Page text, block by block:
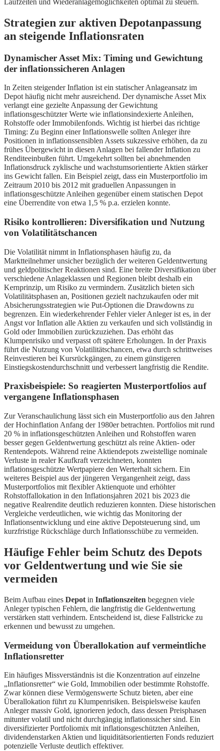
Strategien zur aktiven Depotanpassung
an steigende Inflationsraten
Dynamischer Asset Mix: Timing und Gewichtung
der inflationssicheren Anlagen
In Zeiten steigender Inflation ist ein statischer Anlageansatz im
Depot häufig nicht mehr ausreichend. Der dynamische Asset Mix
verlangt eine gezielte Anpassung der Gewichtung
inflationsgeschützter Werte wie inflationsindexierte Anleihen,
Rohstoffe oder Immobilenfonds. Wichtig ist hierbei das richtige
Timing: Zu Beginn einer Inflationswelle sollten Anleger ihre
Positionen in inflationssensiblen Assets sukzessive erhöhen, da zu
frühes Übergewicht in diesen Anlagen bei fallender Inflation zu
Renditeeinbußen führt. Umgekehrt sollten bei abnehmenden
Inflationsdruck zyklische und wachstumsorientierte Aktien stärker
ins Gewicht fallen. Ein Beispiel zeigt, dass ein Musterportfolio im
Zeitraum 2010 bis 2012 mit graduellen Anpassungen in
inflationsgeschützte Anleihen gegenüber einem statischen Depot
eine Überrendite von etwa 1,5 % p.a. erzielen konnte.
Risiko kontrollieren: Diversifikation und Nutzung
von Volatilitätschancen
Die Volatilität nimmt in Inflationsphasen häufig zu, da
Marktteilnehmer unsicher bezüglich der weiteren Geldentwertung
und geldpolitischer Reaktionen sind. Eine breite Diversifikation über
verschiedene Anlageklassen und Regionen bleibt deshalb ein
Kernprinzip, um Risiko zu vermindern. Zusätzlich bieten sich
Volatilitätsphasen an, Positionen gezielt nachzukaufen oder mit
Absicherungsstrategien wie Put-Optionen die Drawdowns zu
begrenzen. Ein wiederkehrender Fehler vieler Anleger ist es, in der
Angst vor Inflation alle Aktien zu verkaufen und sich vollständig in
Gold oder Immobilien zurückzuziehen. Das erhöht das
Klumpenrisiko und verpasst oft spätere Erholungen. In der Praxis
führt die Nutzung von Volatilitätschancen, etwa durch schrittweises
Reinvestieren bei Kursrückgängen, zu einem günstigeren
Einstiegskostendurchschnitt und verbessert langfristig die Rendite.
Praxisbeispiele: So reagierten Musterportfolios auf
vergangene Inflationsphasen
Zur Veranschaulichung lässt sich ein Musterportfolio aus den Jahren
der Hochinflation Anfang der 1980er betrachten. Portfolios mit rund
20 % in inflationsgeschützten Anleihen und Rohstoffen waren
besser gegen Geldentwertung geschützt als reine Aktien- oder
Rentendepots. Während reine Aktiendepots zweistellige nominale
Verluste in realer Kaufkraft verzeichneten, konnten
inflationsgeschützte Wertpapiere den Werterhalt sichern. Ein
weiteres Beispiel aus der jüngeren Vergangenheit zeigt, dass
Musterportfolios mit flexibler Aktienquote und erhöhter
Rohstoffallokation in den Inflationsjahren 2021 bis 2023 die
negative Realrendite deutlich reduzieren konnten. Diese historischen
Vergleiche verdeutlichen, wie wichtig das Monitoring der
Inflationsentwicklung und eine aktive Depotsteuerung sind, um
kurzfristige Rückschläge durch Inflationsschübe zu vermeiden.
Häufige Fehler beim Schutz des Depots
vor Geldentwertung und wie Sie sie
vermeiden
Beim Aufbau eines Depot in Inflationszeiten begegnen viele
Anleger typischen Fehlern, die langfristig die Geldentwertung
verstärken statt verhindern. Entscheidend ist, diese Fallstricke zu
erkennen und bewusst zu umgehen.
Vermeidung von Überallokation auf vermeintliche
Inflationsretter
Ein häufiges Missverständnis ist die Konzentration auf einzelne
„Inflationsretter“ wie Gold, Immobilien oder bestimmte Rohstoffe.
Zwar können diese Vermögenswerte Schutz bieten, aber eine
Überallokation führt zu Klumpenrisiken. Beispielsweise kaufen
Anleger massiv Gold, ignorieren jedoch, dass dessen Preisphasen
mitunter volatil und nicht durchgängig inflationssicher sind. Ein
diversifizierter Portfoliomix mit inflationsgeschützten Anleihen,
dividendenstarken Aktien und liquiditätsorientierten Fonds reduziert
potenzielle Verluste deutlich effektiver.